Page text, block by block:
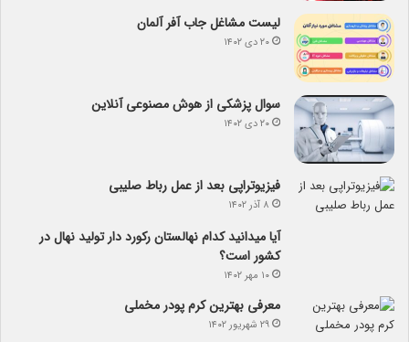
لیست مشاغل جاب آفر آلمان
۲۰ دی ۱۴۰۲
سوال پزشکی از هوش مصنوعی آنلاین
۲۰ دی ۱۴۰۲
فیزیوتراپی بعد از عمل رباط صلیبی
۸ آذر ۱۴۰۲
آیا می­دانید کدام نهالستان رکورد دار تولید نهال­ در
کشور است؟
۱۰ مهر ۱۴۰۲
معرفی بهترین کرم پودر مخملی
۲۹ شهریور ۱۴۰۲